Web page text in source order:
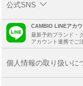
公式SNS
CAMBIO LINEアカウ
最新予約ブランド・
アカウント連携でご
個人情報の取り扱いに